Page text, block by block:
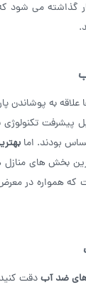
گذاشته می ‌شود
علاقه به
پیشرفت
بودند. اما
بخش های منازل
که همواره در
های ضد آبدقت